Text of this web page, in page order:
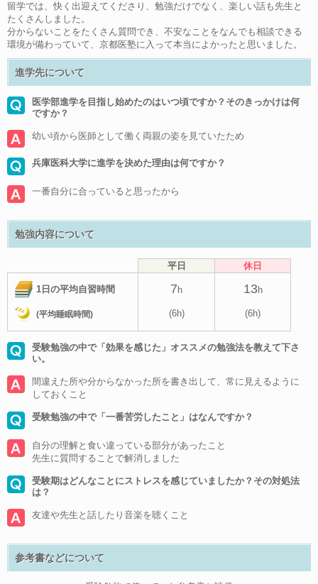
留学では、快く出迎えてくださり、勉強だけでなく、楽しい話も先生と
たくさんしました。
分からないことをたくさん質問でき、不安なことをなんでも相談できる
環境が備わっていて、京都医塾に入って本当によかったと思いました。
進学先について
医学部進学を目指し始めたのはいつ頃ですか？そのきっかけは何
ですか？
幼い頃から医師として働く両親の姿を見ていたため
兵庫医科大学に進学を決めた理由は何ですか？
一番自分に合っていると思ったから
勉強内容について
平日 休日
1日の平均自習時間 7 h 13h
(平均睡眠時間) (6h) (6h)
受験勉強の中で「効果を感じた」オススメの勉強法を教えて下さ
い。
間違えた所や分からなかった所を書き出して、常に見えるように
しておくこと
受験勉強の中で「一番苦労したこと」はなんですか？
自分の理解と食い違っている部分があったこと
先生に質問することで解消しました
受験期はどんなことにストレスを感じていましたか？その対処法
は？
友達や先生と話したり音楽を聴くこと
参考書などについて